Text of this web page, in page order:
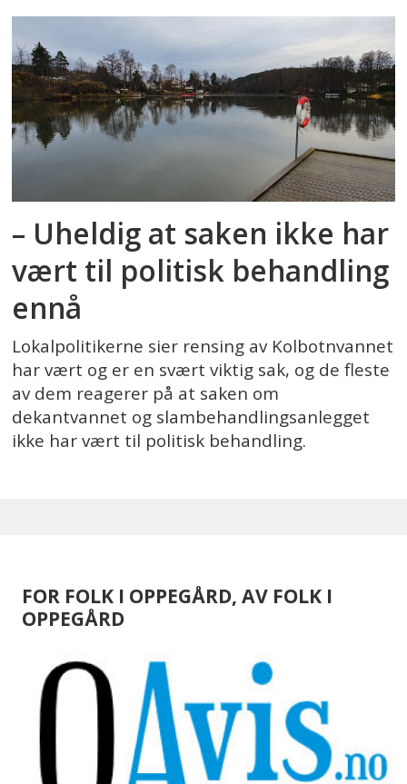
– Uheldig at saken ikke har
vært til politisk behandling
ennå
Lokalpolitikerne sier rensing av Kolbotnvannet
har vært og er en svært viktig sak, og de fleste
av dem reagerer på at saken om
dekantvannet og slambehandlingsanlegget
ikke har vært til politisk behandling.
FOR FOLK I OPPEGÅRD, AV FOLK I
OPPEGÅRD